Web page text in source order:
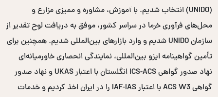
(UNIDO) انتخاب شدیم. با آموزش، مشاوره و ممیزی مزارع و
محل‌های فرآوری خرما در سراسر کشور، موفق به دریافت لوح تقدیر از
سازمان UNIDO شدیم و وارد بازارهای بین‌المللی شدیم. همچنین برای
تأمین گواهینامه ایزو بین‌المللی، نمایندگی انحصاری خاورمیانه‌ای
نهاد صدور گواهی ICS-ACS انگلستان با اعتبار UKAS و نهاد صدور
گواهی ACS W3 با اعتبار IAF-IAS را در ایران اخذ کردیم و خدمات